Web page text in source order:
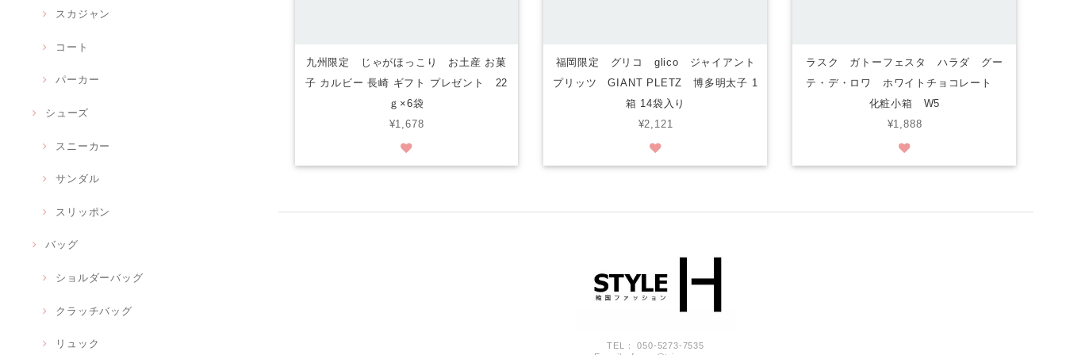
スカジャン
コート
パーカー
シューズ
スニーカー
サンダル
スリッポン
バッグ
ショルダーバッグ
クラッチバッグ
リュック
九州限定 じゃがほっこり お土産 お菓
子 カルビー 長崎 ギフト プレゼント 22
ｇ×6袋
¥1,678
福岡限定 グリコ glico ジャイアント
プリッツ GIANT PLETZ 博多明太子 1
箱 14袋入り
¥2,121
ラスク ガトーフェスタ ハラダ グー
テ・デ・ロワ ホワイトチョコレート
化粧小箱 W5
¥1,888
TEL： 050-5273-7535